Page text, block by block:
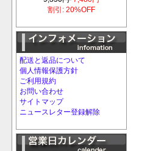
割引: 20%OFF
配送と返品について
個人情報保護方針
ご利用規約
お問い合わせ
サイトマップ
ニュースレター登録解除